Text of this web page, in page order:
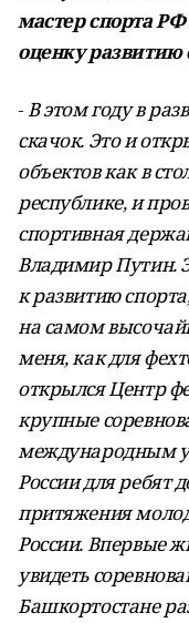
мастер спорта
оценку
-В этом году в
скачок. Это и
объектов как в
республике, и
спортивная
Владимир Путин.
к развитию
на самом
меня, как для
открылся Центр
крупные
международным
России для ребят
притяжения
России. Впервые
увидеть
Башкортостане